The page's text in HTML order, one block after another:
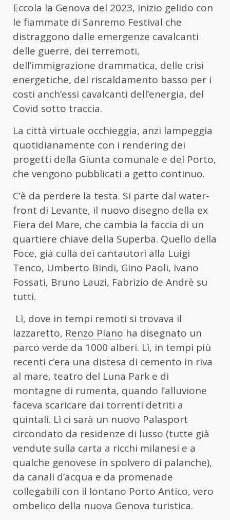
Eccola la Genova del 2023, inizio gelido con
le fiammate di Sanremo Festival che
distraggono dalle emergenze cavalcanti
delle guerre, dei terremoti,
dell’immigrazione drammatica, delle crisi
energetiche, del riscaldamento basso per i
costi anch’essi cavalcanti dell’energia, del
Covid sotto traccia.
La città virtuale occhieggia, anzi lampeggia
quotidianamente con i rendering dei
progetti della Giunta comunale e del Porto,
che vengono pubblicati a getto continuo.
C’è da perdere la testa. Si parte dal water-
front di Levante, il nuovo disegno della ex
Fiera del Mare, che cambia la faccia di un
quartiere chiave della Superba. Quello della
Foce, già culla dei cantautori alla Luigi
Tenco, Umberto Bindi, Gino Paoli, Ivano
Fossati, Bruno Lauzi, Fabrizio de Andrè su
tutti.
Lì, dove in tempi remoti si trovava il
lazzaretto, Renzo Piano ha disegnato un
parco verde da 1000 alberi. Lì, in tempi più
recenti c’era una distesa di cemento in riva
al mare, teatro del Luna Park e di
montagne di rumenta, quando l’alluvione
faceva scaricare dai torrenti detriti a
quintali. Lì ci sarà un nuovo Palasport
circondato da residenze di lusso (tutte già
vendute sulla carta a ricchi milanesi e a
qualche genovese in spolvero di palanche),
da canali d’acqua e da promenade
collegabili con il lontano Porto Antico, vero
ombelico della nuova Genova turistica.